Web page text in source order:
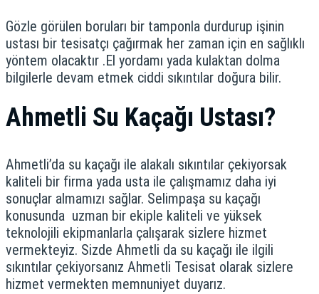
Gözle görülen boruları bir tamponla durdurup işinin
ustası bir tesisatçı çağırmak her zaman için en sağlıklı
yöntem olacaktır .El yordamı yada kulaktan dolma
bilgilerle devam etmek ciddi sıkıntılar doğura bilir.
Ahmetli Su Kaçağı Ustası?
Ahmetli’da su kaçağı ile alakalı sıkıntılar çekiyorsak
kaliteli bir firma yada usta ile çalışmamız daha iyi
sonuçlar almamızı sağlar. Selimpaşa su kaçağı
konusunda uzman bir ekiple kaliteli ve yüksek
teknolojili ekipmanlarla çalışarak sizlere hizmet
vermekteyiz. Sizde Ahmetli da su kaçağı ile ilgili
sıkıntılar çekiyorsanız Ahmetli Tesisat olarak sizlere
hizmet vermekten memnuniyet duyarız.